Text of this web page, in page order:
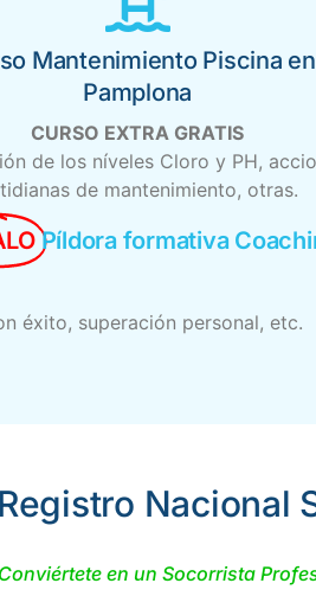
Mantenimiento Piscina en
Pamplona
CURSO EXTRA GRATIS
de los níveles Cloro y PH,
de mantenimiento, otras.
Píldora formativa
éxito, superación personal, etc.
Nacional
Conviértete en un Socorrista